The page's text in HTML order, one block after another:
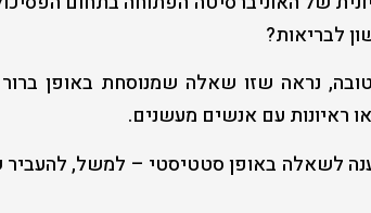
לבריאות?
נראה שזו שאלה שמנוסחת באופן
ראיונות עם אנשים מעשנים.
לשאלה באופן סטטיסטי – למשל, להעביר